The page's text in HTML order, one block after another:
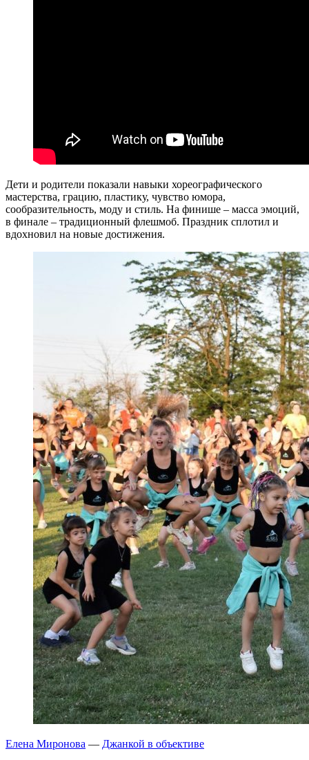
Дети и родители показали навыки хореографического
мастерства, грацию, пластику, чувство юмора,
сообразительность, моду и стиль. На финише – масса эмоций,
в финале – традиционный флешмоб. Праздник сплотил и
вдохновил на новые достижения.
Елена Миронова — Джанкой в объективе